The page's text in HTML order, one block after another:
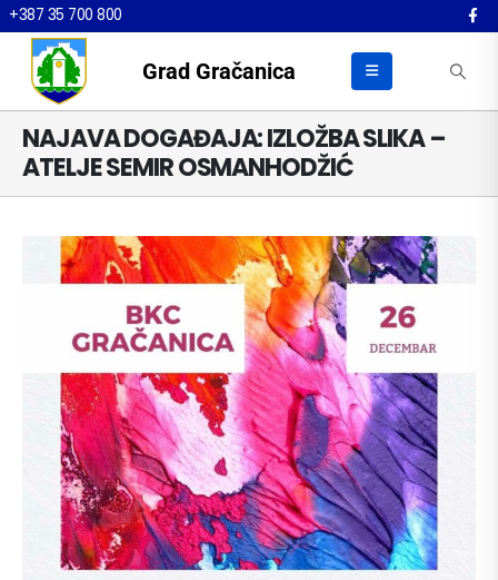
+387 35 700 800
Grad Gračanica
NAJAVA DOGAĐAJA: IZLOŽBA SLIKA –
ATELJE SEMIR OSMANHODŽIĆ